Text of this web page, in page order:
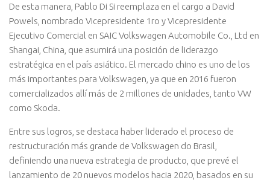
De esta manera, Pablo Di Si reemplaza en el cargo a David
Powels, nombrado Vicepresidente 1ro y Vicepresidente
Ejecutivo Comercial en SAIC Volkswagen Automobile Co., Ltd en
Shangai, China, que asumirá una posición de liderazgo
estratégica en el país asiático. El mercado chino es uno de los
más importantes para Volkswagen, ya que en 2016 fueron
comercializados allí más de 2 millones de unidades, tanto VW
como Skoda.
Entre sus logros, se destaca haber liderado el proceso de
restructuración más grande de Volkswagen do Brasil,
definiendo una nueva estrategia de producto, que prevé el
lanzamiento de 20 nuevos modelos hacia 2020, basados en su